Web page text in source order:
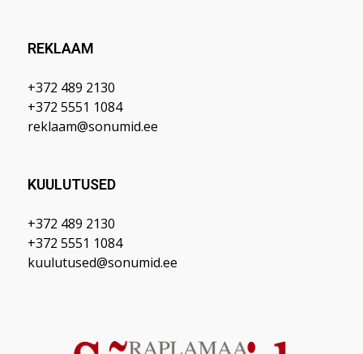
REKLAAM
+372 489 2130
+372 5551 1084
reklaam@sonumid.ee
KUULUTUSED
+372 489 2130
+372 5551 1084
kuulutused@sonumid.ee